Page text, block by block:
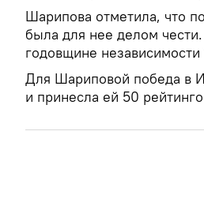
Шарипова отметила, что
была для нее делом
годовщине независимости
Для Шариповой победа в
и принесла ей 50